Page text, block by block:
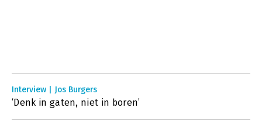
Interview | Jos Burgers
‘Denk in gaten, niet in boren’